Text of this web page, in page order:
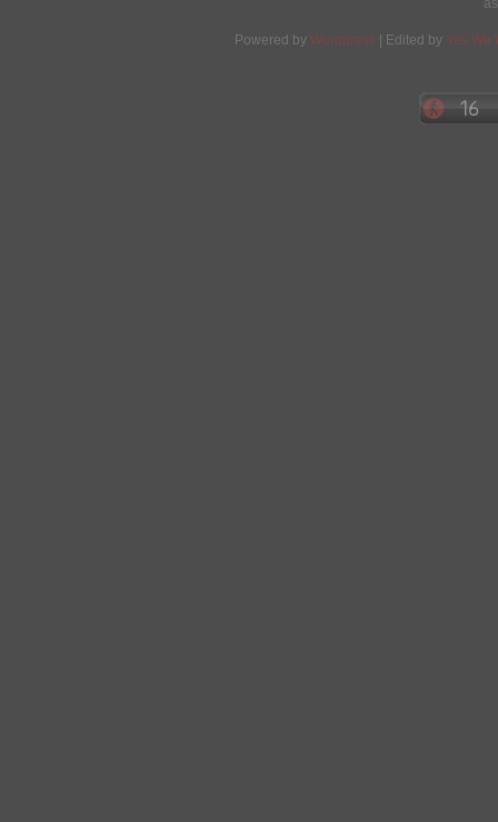
Powered by Wordpress | Edited by Yes We